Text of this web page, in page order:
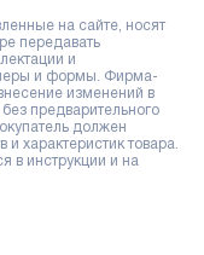
на сайте, носят
передавать
и
и формы. Фирма-
изменений в
предварительного
должен
и характеристик товара.
в инструкции и на